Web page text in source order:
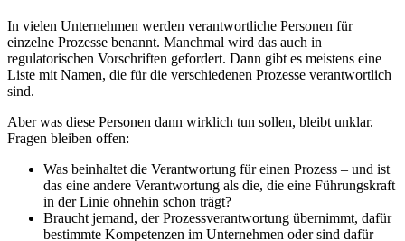
In vielen Unternehmen werden verantwortliche Personen für
einzelne Prozesse benannt. Manchmal wird das auch in
regulatorischen Vorschriften gefordert. Dann gibt es meistens eine
Liste mit Namen, die für die verschiedenen Prozesse verantwortlich
sind.
Aber was diese Personen dann wirklich tun sollen, bleibt unklar.
Fragen bleiben offen:
Was beinhaltet die Verantwortung für einen Prozess – und ist
das eine andere Verantwortung als die, die eine Führungskraft
in der Linie ohnehin schon trägt?
Braucht jemand, der Prozessverantwortung übernimmt, dafür
bestimmte Kompetenzen im Unternehmen oder sind dafür